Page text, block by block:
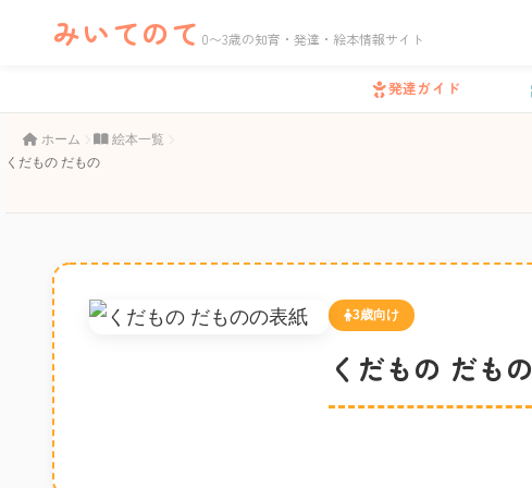
みいてのて 0〜3歳の知育・発達・絵本情報サイト
発達ガイド
ホーム
絵本一覧
くだもの だもの
3歳向け
くだもの だもの